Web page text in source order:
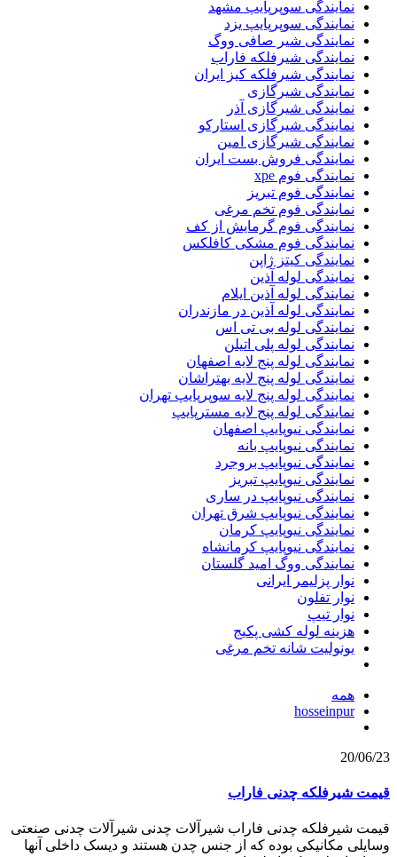
نمایندگی سوپرپایپ مشهد
نمایندگی سوپرپایپ یزد
نمایندگی شیر صافی ووگ
نمایندگی شیرفلکه فاراب
نمایندگی شیرفلکه کیز ایران
نمایندگی شیرگازی
نمایندگی شیرگازی آذر
نمایندگی شیرگازی استارکو
نمایندگی شیرگازی امین
نمایندگی فروش بست ایران
نمایندگی فوم xpe
نمایندگی فوم تبریز
نمایندگی فوم تخم مرغی
نمایندگی فوم گرمایش از کف
نمایندگی فوم مشکی کافلکس
نمایندگی کیتز ژاپن
نمایندگی لوله آذین
نمایندگی لوله آذین ایلام
نمایندگی لوله آذین در مازندران
نمایندگی لوله بی تی اس
نمایندگی لوله پلی اتیلن
نمایندگی لوله پنج لایه اصفهان
نمایندگی لوله پنج لایه بهتراشان
نمایندگی لوله پنج لایه سوپرپایپ تهران
نمایندگی لوله پنج لایه مسترپایپ
نمایندگی نیوپایپ اصفهان
نمایندگی نیوپایپ بانه
نمایندگی نیوپایپ بروجرد
نمایندگی نیوپایپ تبریز
نمایندگی نیوپایپ در ساری
نمایندگی نیوپایپ شرق تهران
نمایندگی نیوپایپ کرمان
نمایندگی نیوپایپ کرمانشاه
نمایندگی ووگ امید گلستان
نوار پزلیمر ایرانی
نوار تفلون
نوار تیپ
هزینه لوله کشی پکیج
یونولیت شانه تخم مرغی
همه
hosseinpur
20/06/23
قیمت شیرفلکه چدنی فاراب
قیمت شیرفلکه چدنی فاراب شیرآلات چدنی شیرآلات چدنی صنعتی
وسایلی مکانیکی بوده که از جنس چدن هستند و دیسک داخلی آنها